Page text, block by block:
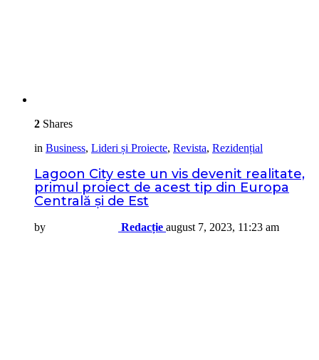
2 Shares
in Business, Lideri și Proiecte, Revista, Rezidențial
Lagoon City este un vis devenit realitate,
primul proiect de acest tip din Europa
Centrală și de Est
by Redacție august 7, 2023, 11:23 am